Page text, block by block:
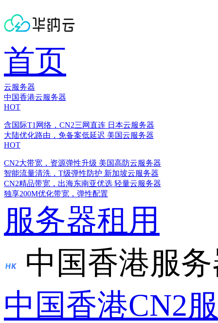
首页
云服务器
中国香港云服务器
HOT
含国际T1网络，CN2三网直连 日本云服务器
大陆优化路由，免备案低延迟 美国云服务器
HOT
CN2大带宽，资源弹性升级 美国高防云服务器
智能流量清洗，T级弹性防护 新加坡云服务器
CN2精品带宽，出海东南亚优选 轻量云服务器
独享200M优化带宽，弹性配置
服务器租用
中国香港服
中国香港CN2